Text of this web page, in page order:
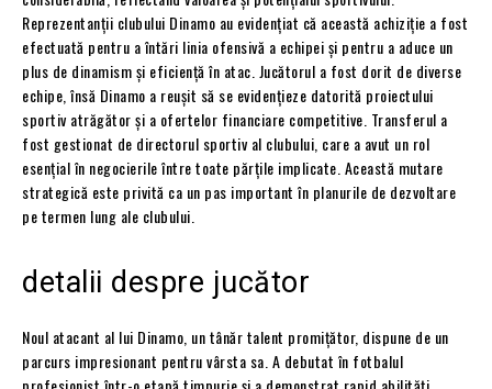
Reprezentanții clubului Dinamo au evidențiat că această achiziție a fost
efectuată pentru a întări linia ofensivă a echipei și pentru a aduce un
plus de dinamism și eficiență în atac. Jucătorul a fost dorit de diverse
echipe, însă Dinamo a reușit să se evidențieze datorită proiectului
sportiv atrăgător și a ofertelor financiare competitive. Transferul a
fost gestionat de directorul sportiv al clubului, care a avut un rol
esențial în negocierile între toate părțile implicate. Această mutare
strategică este privită ca un pas important în planurile de dezvoltare
pe termen lung ale clubului.
detalii despre jucător
Noul atacant al lui Dinamo, un tânăr talent promițător, dispune de un
parcurs impresionant pentru vârsta sa. A debutat în fotbalul